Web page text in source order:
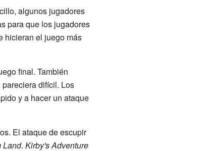
algunos jugadores
para que los jugadores
hicieran el juego más
final. También
difícil. Los
y a hacer un ataque
El ataque de escupir
Land. Kirby's Adventure